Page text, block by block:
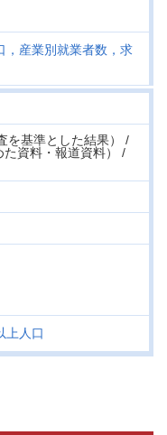
，産業別就業者数，求
を基準とした結果） /
資料・報道資料） /
上人口